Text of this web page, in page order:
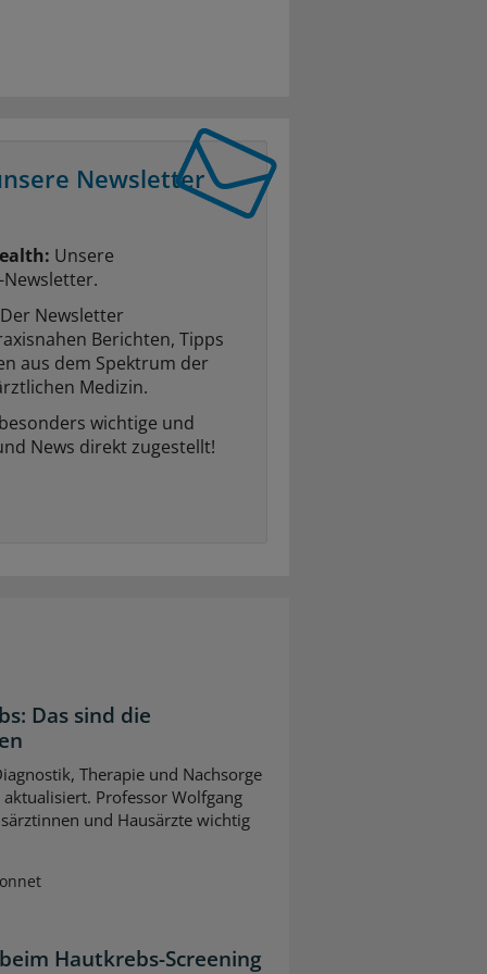
Newsletter
Unsere
Newsletter
Berichten, Tipps
aus dem Spektrum der
Medizin.
wichtige und
News direkt zugestellt!
Das sind die
Therapie und Nachsorge
Professor Wolfgang
und Hausärzte wichtig
Hautkrebs-Screening